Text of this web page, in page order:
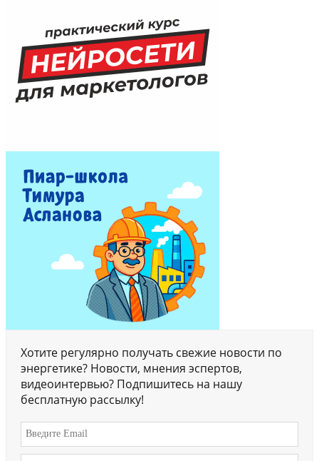
Хотите регулярно получать свежие новости по
энергетике? Новости, мнения эспертов,
видеоинтервью? Подпишитесь на нашу
бесплатную рассылку!